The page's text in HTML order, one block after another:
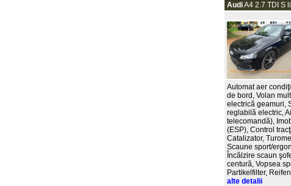
AudiA4 2.7 TDI S
Automat aer
de bord, Volan
electrică geamuri,
reglabilă electric,
telecomandă),
(ESP), Control
Catalizator,
Scaune sport/
Încălzire scaun
centură, Vopsea
Partikelfilter,
alte detalii